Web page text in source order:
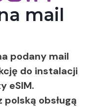
mail
podany mail
do instalacji
eSIM.
obsługą